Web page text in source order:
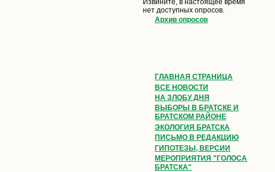
Извините, в настоящее время
нет доступных опросов.
Архив опросов
ГЛАВНАЯ СТРАНИЦА
ВСЕ НОВОСТИ
НА ЗЛОБУ ДНЯ
ВЫБОРЫ В БРАТСКЕ И
БРАТСКОМ РАЙОНЕ
ЭКОЛОГИЯ БРАТСКА
ПИСЬМО В РЕДАКЦИЮ
ГИПОТЕЗЫ, ВЕРСИИ
МЕРОПРИЯТИЯ "ГОЛОСА
БРАТСКА"